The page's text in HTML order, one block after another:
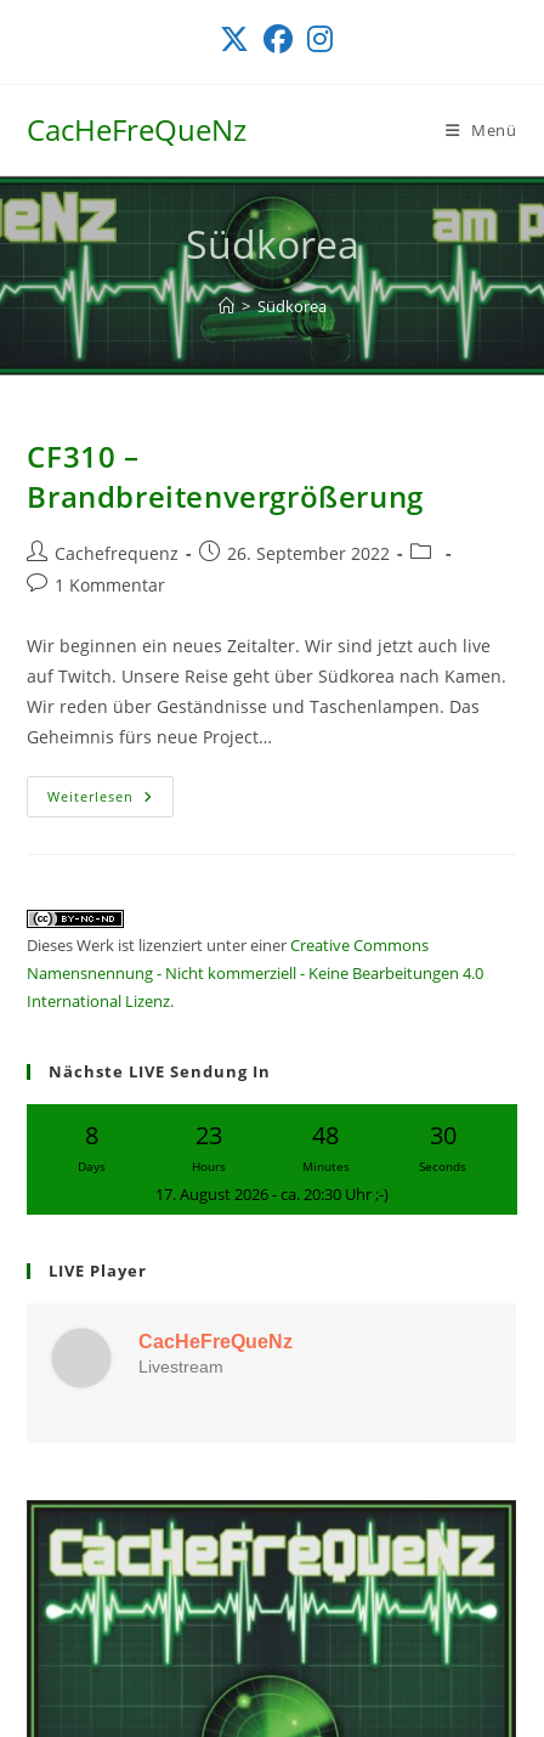
CacHeFreQueNz Menü
Südkorea
> Südkorea
CF310 –
Brandbreitenvergrößerung
Beitrags-
Autor:
Cachefrequenz
Beitrag26. September 2022
Beitrags-
Beitrags-
1 Kommentar
Wir beginnen ein neues Zeitalter. Wir sind jetzt auch live
auf Twitch. Unsere Reise geht über Südkorea nach Kamen.
Wir reden über Geständnisse und Taschenlampen. Das
Geheimnis fürs neue Project…
Weiterlesen CF310
–
Dieses Werk ist lizenziert unter einerCreative Commons
Namensnennung - Nicht kommerziell - Keine Bearbeitungen 4.0
International Lizenz.
Nächste LIVE Sendung In
8
Days
23
Hours
48
Minutes
29
Seconds
17. August 2026 - ca. 20:30 Uhr ;-)
LIVE Player